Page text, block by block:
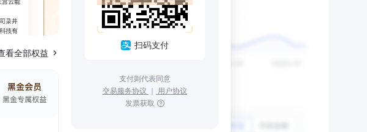
看全部权益
扫码支付
支付则代表同意
交易服务协议 ｜ 用户协议
发票获取